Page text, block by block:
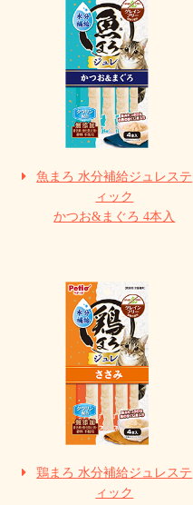
魚まろ 水分補給ジュレステ
ィック
かつお&まぐろ 4本入
鶏まろ 水分補給ジュレステ
ィック